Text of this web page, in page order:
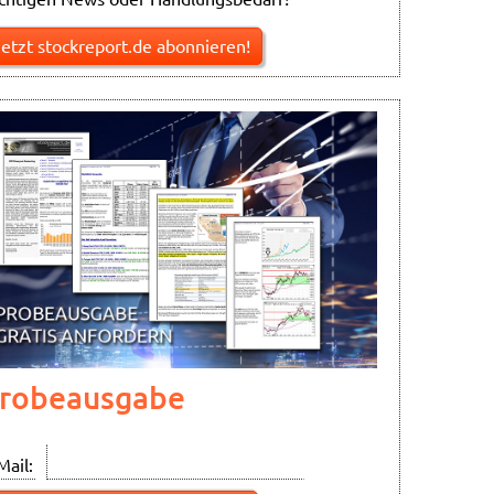
stockreport.de abonnieren!